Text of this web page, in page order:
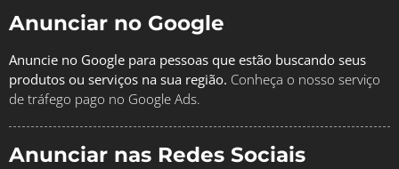
Anunciar no Google
Anuncie no Google para pessoas que estão buscando seus
produtos ou serviços na sua região. Conheça o nosso serviço
de tráfego pago no Google Ads.
Anunciar nas Redes Sociais